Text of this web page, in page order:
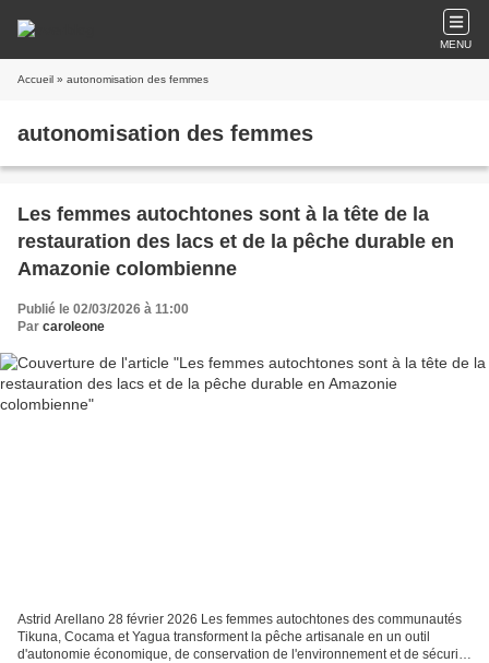
MENU
Accueil » autonomisation des femmes
autonomisation des femmes
Les femmes autochtones sont à la tête de la
restauration des lacs et de la pêche durable en
Amazonie colombienne
Publié le 02/03/2026 à 11:00
Par caroleone
Astrid Arellano 28 février 2026 Les femmes autochtones des communautés
Tikuna, Cocama et Yagua transforment la pêche artisanale en un outil
d'autonomie économique, de conservation de l'environnement et de sécurité